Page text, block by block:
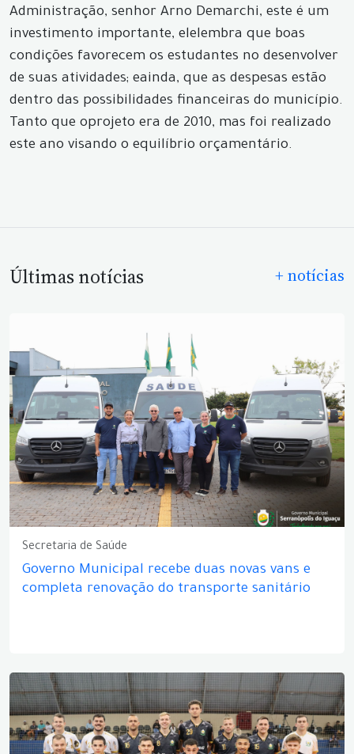
Administração, senhor Arno Demarchi, este é um
investimento importante, elelembra que boas
condições favorecem os estudantes no desenvolver
de suas atividades; eainda, que as despesas estão
dentro das possibilidades financeiras do município.
Tanto que oprojeto era de 2010, mas foi realizado
este ano visando o equilíbrio orçamentário.
Últimas notícias + notícias
Secretaria de Saúde
Governo Municipal recebe duas novas vans e
completa renovação do transporte sanitário